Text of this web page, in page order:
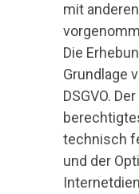
mit
Die
Grundlage
DSGVO.
technisch
und der